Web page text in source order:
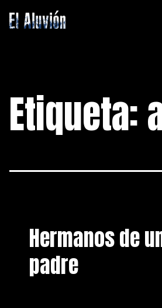
Saltar
El
Etiqueta:
Hermanos de
padre